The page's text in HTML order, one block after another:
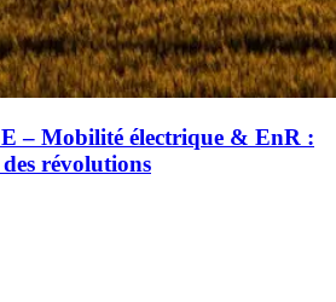
– Mobilité électrique & EnR :
révolutions